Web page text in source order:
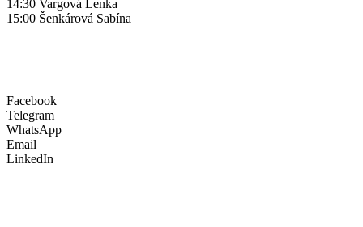
14:30 Vargová Lenka
15:00 Šenkárová Sabína
Facebook
Telegram
WhatsApp
Email
LinkedIn